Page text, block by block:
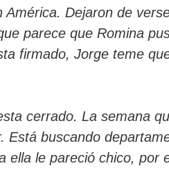
Dejaron de
parece que Romina
firmado, Jorge teme
cerrado. La semana
Está buscando
ella le pareció chico, por